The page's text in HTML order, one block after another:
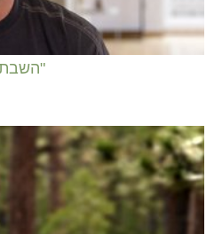
"השבתי את הכבוד העצמי שלי"